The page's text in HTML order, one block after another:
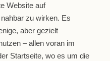
Website auf
zu wirken. Es
aber gezielt
– allen voran im
Startseite, wo es um die